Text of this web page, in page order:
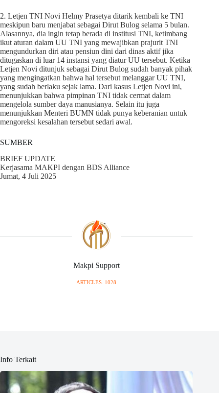
2. Letjen TNI Novi Helmy Prasetya ditarik kembali ke TNI
meskipun baru menjabat sebagai Dirut Bulog selama 5 bulan.
Alasannya, dia ingin tetap berada di institusi TNI, ketimbang
ikut aturan dalam UU TNI yang mewajibkan prajurit TNI
mengundurkan diri atau pensiun dini dari dinas aktif jika
ditugaskan di luar 14 instansi yang diatur UU tersebut. Ketika
Letjen Novi ditunjuk sebagai Dirut Bulog sudah banyak pihak
yang mengingatkan bahwa hal tersebut melanggar UU TNI,
yang sudah berlaku sejak lama. Dari kasus Letjen Novi ini,
menunjukkan bahwa pimpinan TNI tidak cermat dalam
mengelola sumber daya manusianya. Selain itu juga
menunjukkan Menteri BUMN tidak punya keberanian untuk
mengoreksi kesalahan tersebut sedari awal.
SUMBER
BRIEF UPDATE
Kerjasama MAKPI dengan BDS Alliance
Jumat, 4 Juli 2025
Makpi Support
ARTICLES: 1028
Info Terkait